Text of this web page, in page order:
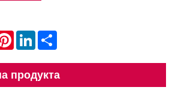
PinterestLinkedIn
продукта